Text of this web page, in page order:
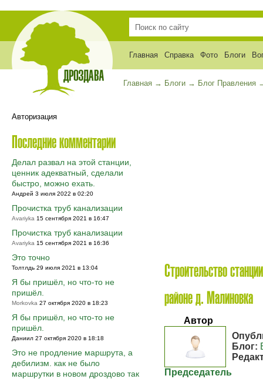
Главная Справка Фото Блоги
Авторизация
Главная → Блоги → Блог Правления
Последние комментарии
Делал развал на этой станции,
ценник адекватный, сделали
быстро, можно ехать.
Андрей 3 июля 2022 в 02:20
Прочистка труб канализации
Avariyka 15 сентября 2021 в 16:47
Прочистка труб канализации
Avariyka 15 сентября 2021 в 16:36
Это точно
Толтлдь 29 июля 2021 в 13:04
Я бы пришёл, но что-то не
пришёл.
Morkovka 27 октября 2020 в 18:23
Я бы пришёл, но что-то не
пришёл.
Даниил 27 октября 2020 в 18:18
Это не продление маршрута, а
дебилизм. как не было
маршрутки в новом дроздово так
Строительство
районе д. Малиновка
Автор
Председатель
Блог: